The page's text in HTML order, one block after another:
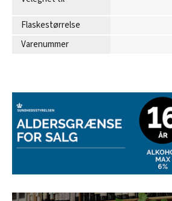
Flaskestørrelse
Varenummer